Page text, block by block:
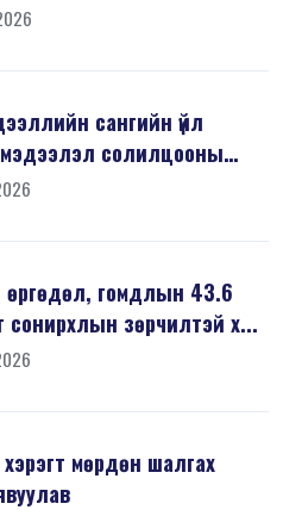
сангийн үйл
өргөдөл, гомдлын 43.6
ашиг сонирхлын зөрчилтэй х...
хэрэгт мөрдөн шалгах